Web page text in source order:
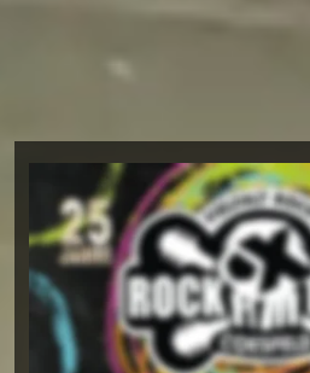
Vielfalt
Extremismus und
ROCK AM